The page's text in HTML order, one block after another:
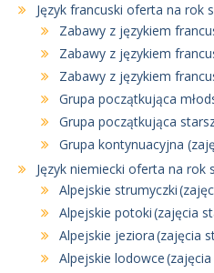
Język francuski oferta na rok
Zabawy z językiem
Zabawy z językiem
Zabawy z językiem
Grupa początkująca
Grupa początkująca
Grupa kontynuacyjna
Język niemiecki oferta na rok
Alpejskie strumyczki
Alpejskie potoki (zajęcia
Alpejskie jeziora (zajęcia
Alpejskie lodowce (zajęcia